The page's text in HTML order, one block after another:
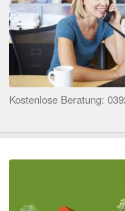
Kostenlose Beratung: